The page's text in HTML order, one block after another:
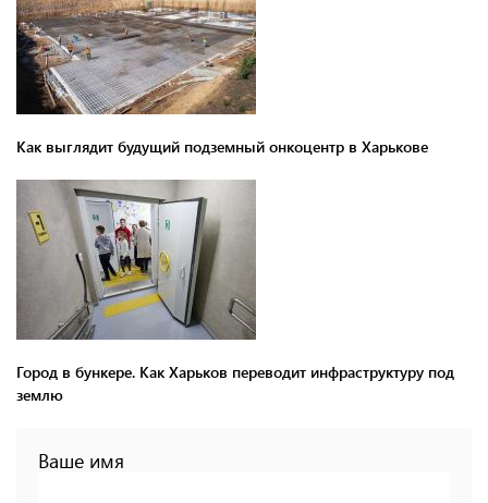
Как выглядит будущий подземный онкоцентр в Харькове
Город в бункере. Как Харьков переводит инфраструктуру под
землю
Ваше имя